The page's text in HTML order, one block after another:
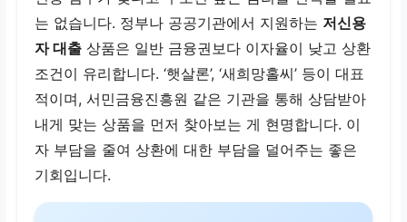
는 없습니다. 정부나 공공기관에서 지원하는 저신용
자 대출 상품은 일반 금융권보다 이자율이 낮고 상환
조건이 유리합니다. ‘햇살론’, ‘새희망홀씨’ 등이 대표
적이며, 서민금융진흥원 같은 기관을 통해 상담받아
내게 맞는 상품을 먼저 찾아보는 게 현명합니다. 이
자 부담을 줄여 상환에 대한 부담을 덜어주는 좋은
기회입니다.